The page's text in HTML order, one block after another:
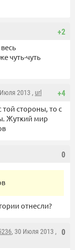
+2
чуть-чуть
+4
2013 , url
той стороны, то с
Жуткий мир
0
отнесли?
0
, 30 Июля 2013 ,